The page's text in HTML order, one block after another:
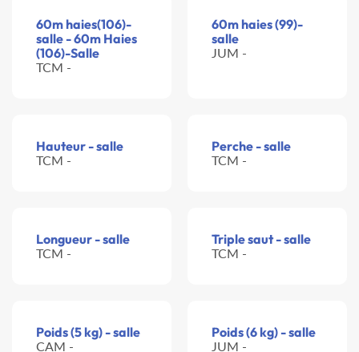
60m haies(106)-
salle - 60m Haies
(106)-Salle
TCM -
60m haies (99)-
salle
JUM -
Hauteur - salle
TCM -
Perche - salle
TCM -
Longueur - salle
TCM -
Triple saut - salle
TCM -
Poids (5 kg) - salle
CAM -
Poids (6 kg) - salle
JUM -